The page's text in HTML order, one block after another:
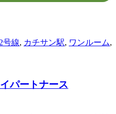
2号線, カチサン駅, ワンルーム,
パートナース